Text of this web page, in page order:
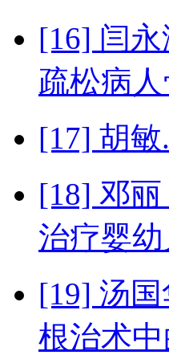
[16] 闫
疏松病
[17] 胡
[18] 邓
治疗婴
[19] 汤
根治术中